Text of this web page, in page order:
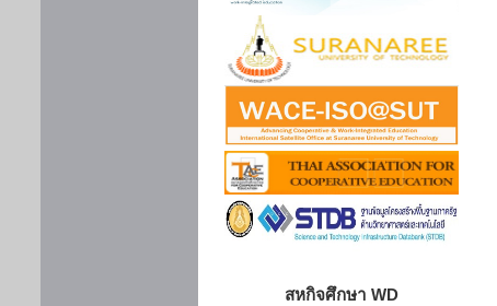
สหกิจศึกษา WD